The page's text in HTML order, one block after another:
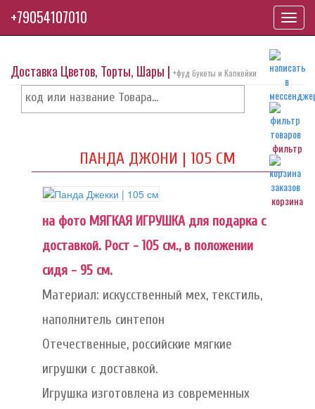
фильтр
корзина
Доставка Цветов, Торты, Шары | +фуд букеты и Капкейки
ПАНДА ДЖОНИ | 105 СМ
на фото МЯГКАЯ ИГРУШКА для подарка с
доставкой. Рост - 105 см., в положении
сидя - 95 см.
Материал: искусственный мех, текстиль,
наполнитель синтепон
Отечественные, российские мягкие
игрушки с доставкой.
Игрушка изготовлена из современных
+79054107010